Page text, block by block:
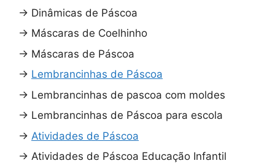
→ Dinâmicas de Páscoa
→ Máscaras de Coelhinho
→ Máscaras de Páscoa
→ Lembrancinhas de Páscoa
→ Lembrancinhas de pascoa com moldes
→ Lembrancinhas de Páscoa para escola
→ Atividades de Páscoa
→ Atividades de Páscoa Educação Infantil